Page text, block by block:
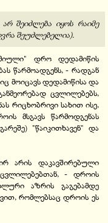
შეიძლება იყოს რაიმე
შეუძლებელია).
დრო დედამიწის
წარმოადგენს, - რადგან
მოიცავს დედამიწისა და
ცვლილებებს,
რიცხობრივი სახით ისე,
მსგავს წარმოდგენას
"წაიკითხავენ" და
არის დაკავშირებული
- დროის
აზრის გაგებამდე
რომლებსაც დროის ეს